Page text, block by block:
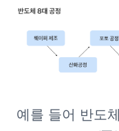
예를 들어 반도